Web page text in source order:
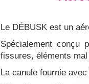
Le DÉBUSK est un
Spécialement conçu
fissures, éléments
La canule fournie